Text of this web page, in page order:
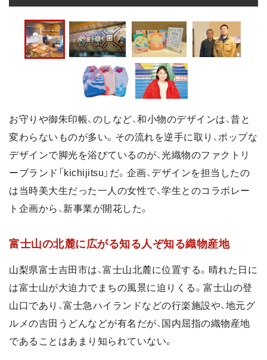
お守りや御朱印帳、のしなど、和小物のデザインは、昔と
変わらないものが多い。その流れを逆手に取り、ポップな
デザインで脚光を浴びているのが、光織物のファクトリ
ーブランド「kichijitsu」だ。企画、デザインを担当したの
は当時美大生だった一人の女性で、学生とのコラボレー
ト企画から、新事業が開花した。
富士山の北麓に広がる知る人ぞ知る織物産地
山梨県富士吉田市は、富士山北麓に位置する。晴れた日に
は富士山が大迫力でまちの風景に迫りくる。富士山の登
山口であり、富士急ハイランドなどの行楽施設や、地元グ
ルメの吉田うどんなどが有名だが、国内屈指の織物産地
であることはあまり知られていない。